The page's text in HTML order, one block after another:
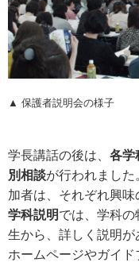
▲ 保護者説明会の様子
学長講話の後は、 各学
別相談が行われまし
加者は、それぞれ興味
学科説明では、学科
生から、詳しく説明が
ホームページやガイ